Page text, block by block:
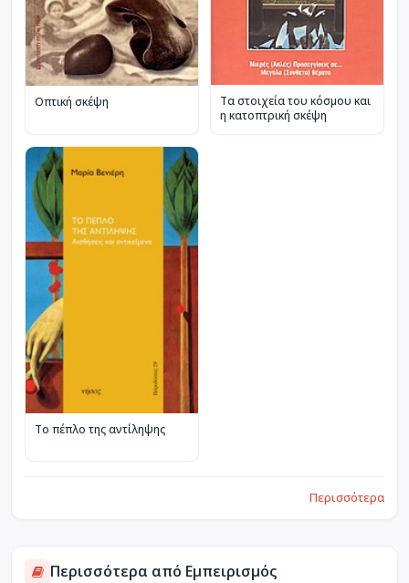
Οπτική σκέψη
Τα στοιχεία του κόσμου και
η κατοπτρική σκέψη
Το πέπλο της αντίληψης
Περισσότερα
Περισσότερα από Εμπειρισμός